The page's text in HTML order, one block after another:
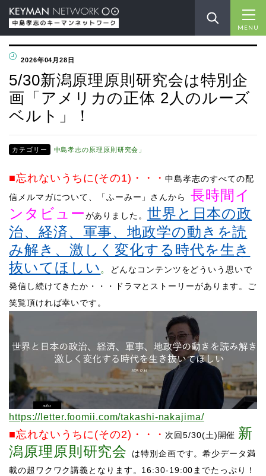
MENU
2026年04月28日
5/30新潟原理原則研究会は特別企
画「アメリカの正体 2人のルーズ
ベルト」！
カテゴリー 中島孝志の原理原則研究会」
■忘れないうちに(その1) ・・・中島孝志のすべての配
信メルマガについて、「ふーみー」さんから
長時間イ
ンタビューがありました。 世界と日本の政
治、経済、軍事、地政学の動きを読
み解き、激しく変化する時代を生き
抜いてほしい 。
どんなコンテンツをどういう思いで
発信し続けてきたか・・・ドラマとストーリーがあります。ご
笑覧頂ければ幸いです。
https://letter.foomii.com/takashi-nakajima/
■忘れないうちに(その2) ・・・ 次回5/30(土)開催 新
潟原理原則研究会
は特別企画です。希少データ満
載の超ワクワク講義となります。16:30-19:00までたっぷり！